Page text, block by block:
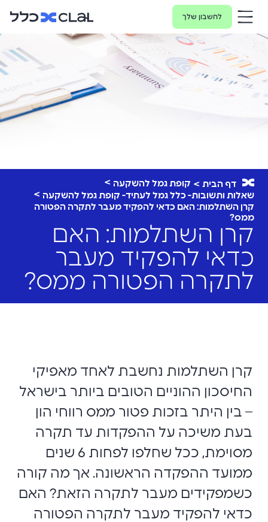
לחשבון שלך
דף הבית
קופת גמל להשקעה
שאלות ותשובות- כלל גמל לעתיד- קופת גמל להשקעה
קרן השתלמות: האם כדאי להפקיד מעבר לתקרה הפטורה
ממס?
קרן השתלמות: האם
כדאי להפקיד מעבר
לתקרה הפטורה ממס?
קרן השתלמות נחשבת לאחד מאפיקי
החיסכון ההוניים הטובים ביותר בישראל
– בין היתר בזכות פטור ממס רווחי הון
בעת משיכה על ההפקדות עד תקרה
מסוימת, ככל שחלפו לפחות 6 שנים
ממועד ההפקדה הראשונה. אך מה קורה
כשמפקידים מעבר לתקרה הזאת? האם
כדאי להפקיד מעבר לתקרה הפטורה